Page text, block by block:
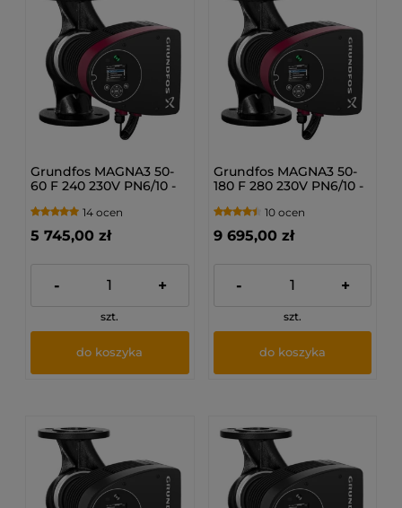
Grundfos MAGNA3 50-
60 F 240 230V PN6/10 -
9792428114 ocen
5 745,00 zł
- +
szt.
do koszyka
Grundfos MAGNA3 50-
180 F 280 230V PN6/10 -
9792428610 ocen
9 695,00 zł
- +
szt.
do koszyka